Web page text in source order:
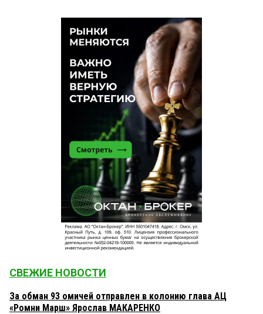
СВЕЖИЕ НОВОСТИ
За обман 93 омичей отправлен в колонию глава АЦ
«Ромни Марш» Ярослав МАКАРЕНКО